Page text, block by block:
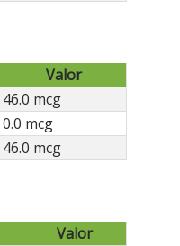
Valor
46.0 mcg
0.0 mcg
46.0 mcg
Valor